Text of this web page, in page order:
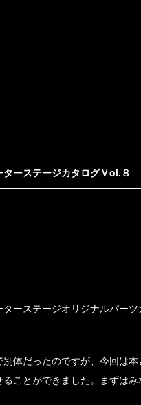
ーステージカタログＶol.８
ーステージオリジナルパー
体だったのですが、今回は
ことができました。まずは